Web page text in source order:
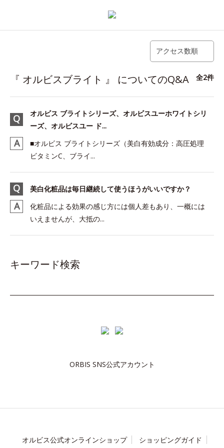
アクセス数順
『 オルビスブライト 』 についてのQ&A 全2件
オルビス ブライトシリーズ、オルビスユーホワイトシリ
ーズ、オルビスユー ド...
■オルビス ブライトシリーズ（美白有効成分：高圧処理
ビタミンC、ブライ...
美白化粧品は毎日継続して使うほうがいいですか？
化粧品による効果の感じ方には個人差もあり、一概には
いえませんが、大抵の...
キーワード検索
ORBIS SNS公式アカウント
オルビス公式オンラインショップ ショッピングガイド